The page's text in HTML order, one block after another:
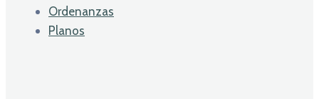
Ordenanzas
Planos